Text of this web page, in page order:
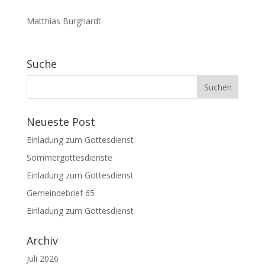
Matthias Burghardt
Suche
Neueste Post
Einladung zum Gottesdienst
Sommergottesdienste
Einladung zum Gottesdienst
Gemeindebrief 65
Einladung zum Gottesdienst
Archiv
Juli 2026